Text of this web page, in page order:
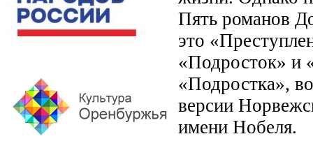
Пять романов
это
«Подросток» и
«Подростка»,
версии
имени Нобеля.